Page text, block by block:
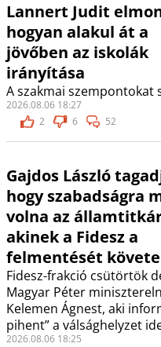
Lannert Judit
hogyan alakul át a
jövőben az iskolák
irányítása
A szakmai szempontokat
2026.08.06 18:27
2
6 52
Gajdos László
hogy szabadságra
volna az
akinek a Fidesz a
felmentését
Fidesz-frakció csütörtök
Magyar Péter
Kelemen Ágnest, aki
pihent” a válsághelyzet
2026.08.06 18:25